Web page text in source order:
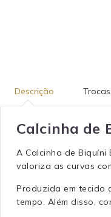
Descrição
Calcinha de
A Calcinha de
valoriza as curvas
Produzida em tecido
tempo. Além disso,